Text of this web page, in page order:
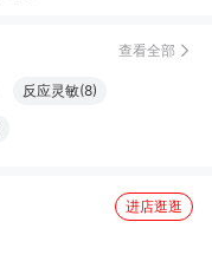
查看全部
反应灵敏(8)
进店逛逛